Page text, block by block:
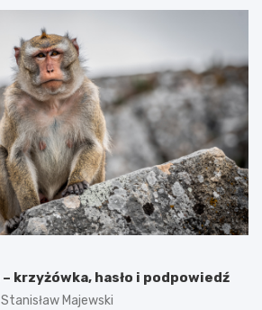
– krzyżówka, hasło i podpowiedź
Stanisław Majewski